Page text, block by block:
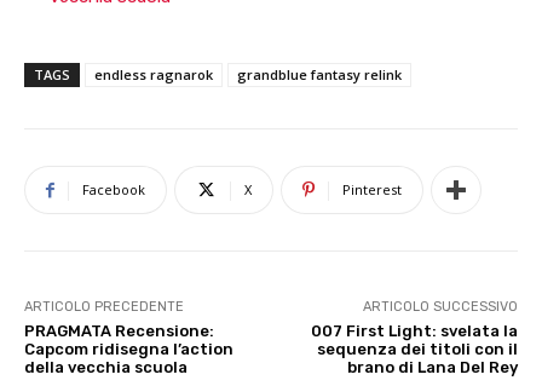
TAGS endless ragnarok grandblue fantasy relink
Facebook X Pinterest
ARTICOLO PRECEDENTE
PRAGMATA Recensione:
Capcom ridisegna l’action
della vecchia scuola
ARTICOLO SUCCESSIVO
007 First Light: svelata la
sequenza dei titoli con il
brano di Lana Del Rey